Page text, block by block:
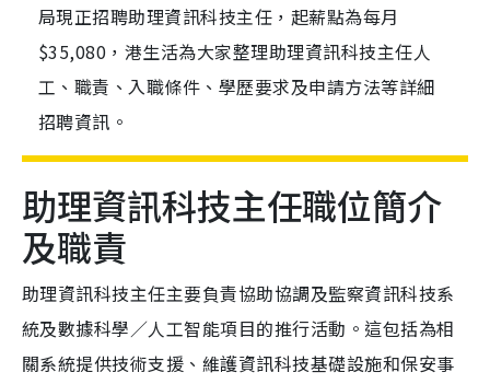
局現正招聘助理資訊科技主任，起薪點為每月
$35,080，港生活為大家整理助理資訊科技主任人
工、職責、入職條件、學歷要求及申請方法等詳細
招聘資訊。
助理資訊科技主任職位簡介
及職責
助理資訊科技主任主要負責協助協調及監察資訊科技系
統及數據科學／人工智能項目的推行活動。這包括為相
關系統提供技術支援、維護資訊科技基礎設施和保安事